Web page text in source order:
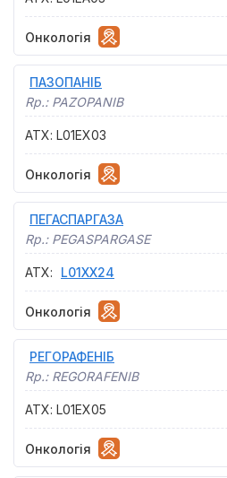
Онкологія
ПАЗОПАНІБ
Rp.: PAZOPANIB
АТХ: L01EX03
Онкологія
ПЕГАСПАРГАЗА
Rp.: PEGASPARGASE
АТХ: L01XX24
Онкологія
РЕГОРАФЕНІБ
Rp.: REGORAFENIB
АТХ: L01EX05
Онкологія